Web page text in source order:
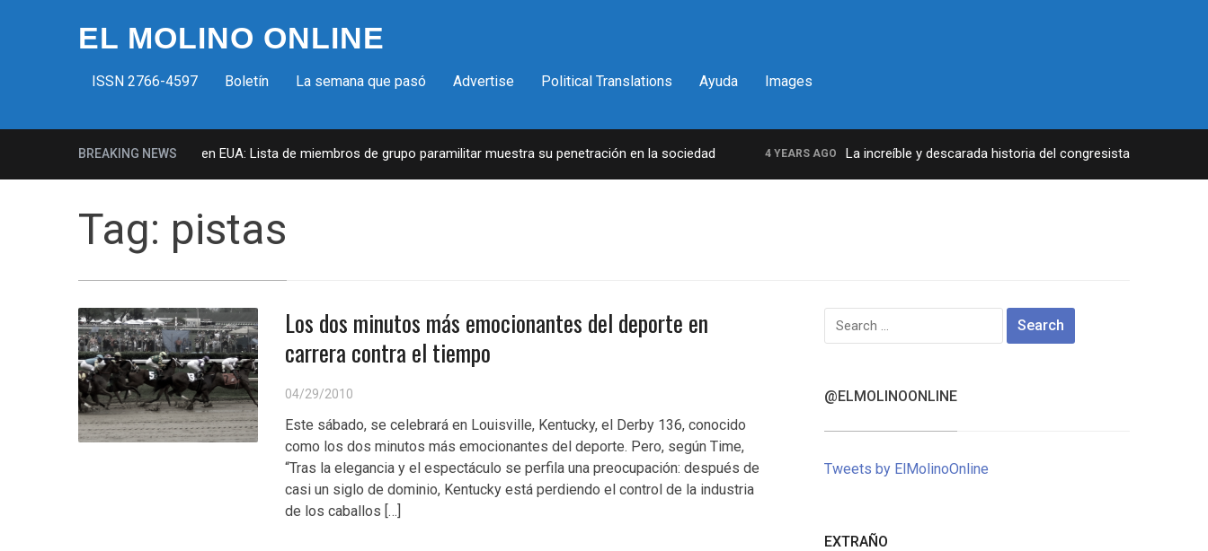
EL MOLINO ONLINE
ISSN 2766-4597 Boletín La semana que pasó Advertise Political Translations Ayuda Images
BREAKING NEWS
Milicias fascistas en EUA: Lista de miembros de grupo paramilitar muestra su penetración en la sociedad 4 YEARS AGO La increíble y descarada historia del congresista por NY George
Tag: pistas
Los dos minutos más emocionantes del deporte en
carrera contra el tiempo
04/29/2010
Este sábado, se celebrará en Louisville, Kentucky, el Derby 136, conocido
como los dos minutos más emocionantes del deporte. Pero, según Time,
“Tras la elegancia y el espectáculo se perfila una preocupación: después de
casi un siglo de dominio, Kentucky está perdiendo el control de la industria
de los caballos […]
Search
for:
@ELMOLINOONLINE
Tweets by ElMolinoOnline
EXTRAÑO